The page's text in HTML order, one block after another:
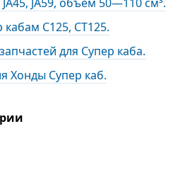
кабам С125, СТ125.
для Супер каба.
Хонды Супер каб.